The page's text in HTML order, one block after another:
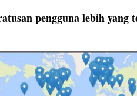
pengguna lebih yang